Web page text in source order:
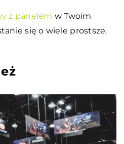
z panelem w Twoim
się o wiele prostsze.